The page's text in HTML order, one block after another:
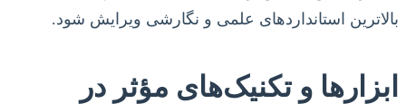
بالاترین استانداردهای علمی و نگارشی ویرایش شود.
ابزارها و تکنیک‌های مؤثر در